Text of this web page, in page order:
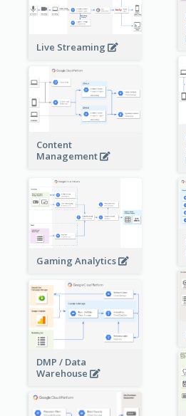
Live Streaming
Content
Management
Gaming Analytics
DMP / Data
Warehouse